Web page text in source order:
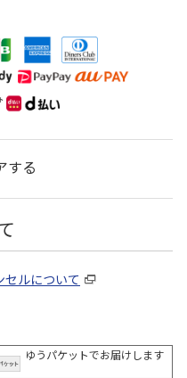
する
ルについて
ゆうパケットでお届けします